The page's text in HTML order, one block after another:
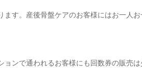
ます。産後骨盤ケアのお客様にはお一人
ンで通われるお客様にも回数券の販売